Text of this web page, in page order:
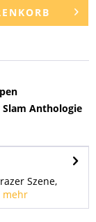
Anthologie
Szene,
mehr